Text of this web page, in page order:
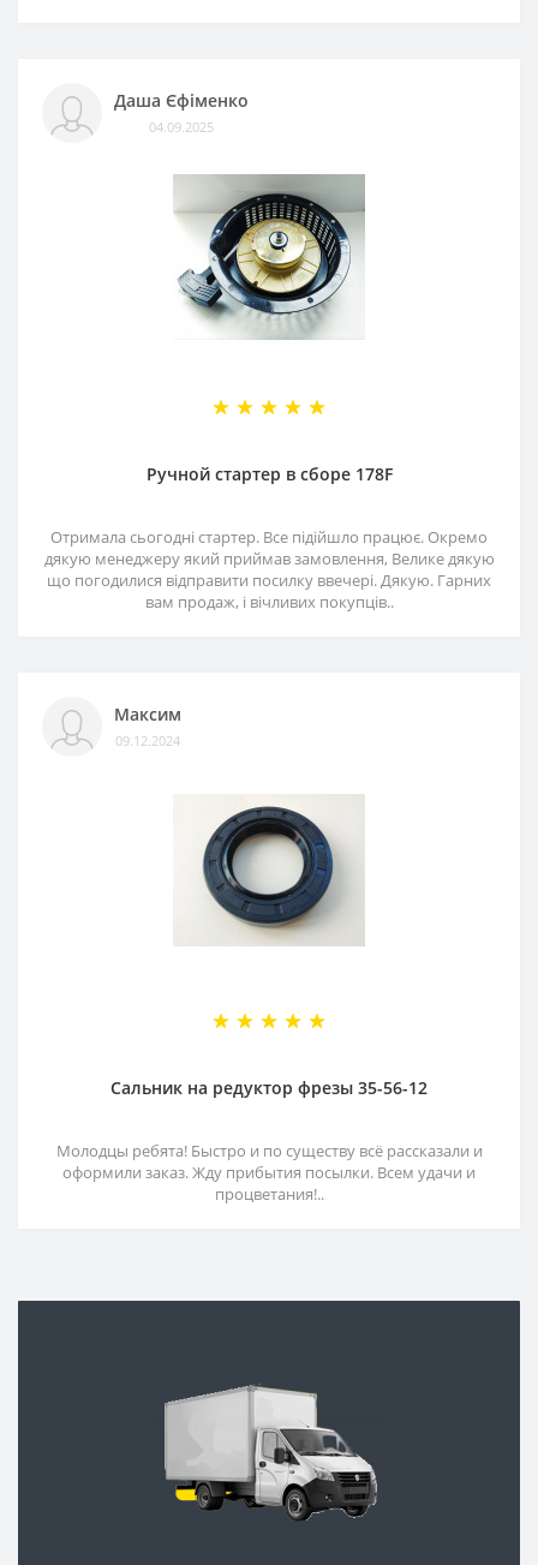
Даша Єфіменко
04.09.2025
Ручной стартер в сборе 178F
Отримала сьогодні стартер. Все підійшло працює. Окремо
дякую менеджеру який приймав замовлення, Велике дякую
що погодилися відправити посилку ввечері. Дякую. Гарних
вам продаж, і вічливих покупців..
Максим
09.12.2024
Сальник на редуктор фрезы 35-56-12
Молодцы ребята! Быстро и по существу всё рассказали и
оформили заказ. Жду прибытия посылки. Всем удачи и
процветания!..